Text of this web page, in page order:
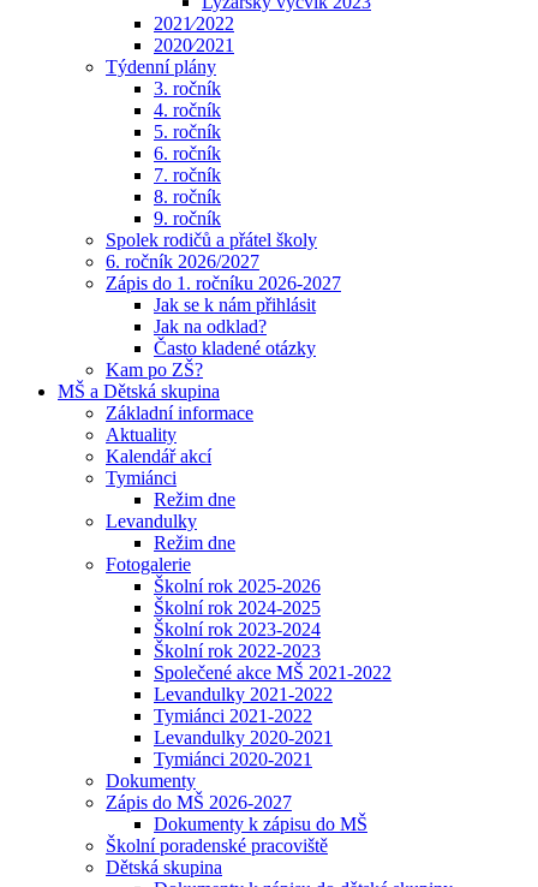
2021⁄2022
2020⁄2021
Týdenní plány
3. ročník
4. ročník
5. ročník
6. ročník
7. ročník
8. ročník
9. ročník
Spolek rodičů a přátel školy
6. ročník 2026/2027
Zápis do 1. ročníku 2026-2027
Jak se k nám přihlásit
Jak na odklad?
Často kladené otázky
Kam po ZŠ?
MŠ a Dětská skupina
Základní informace
Aktuality
Kalendář akcí
Tymiánci
Režim dne
Levandulky
Režim dne
Fotogalerie
Školní rok 2025-2026
Školní rok 2024-2025
Školní rok 2023-2024
Školní rok 2022-2023
Společené akce MŠ 2021-2022
Levandulky 2021-2022
Tymiánci 2021-2022
Levandulky 2020-2021
Tymiánci 2020-2021
Dokumenty
Zápis do MŠ 2026-2027
Dokumenty k zápisu do MŠ
Školní poradenské pracoviště
Dětská skupina